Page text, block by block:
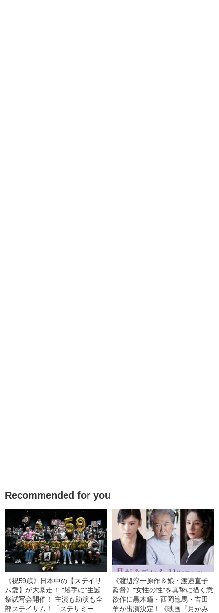
Recommended for you
《祝59歳》日本中の【ステイサ
ム愛】が大暴走！ “勝手に”生誕
祭試写会開催！ 主演も助演も全
部ステイサム！「ステサミー
《渡辺淳一原作＆娘・渡邉直子
監督》“女性の性”を真摯に描く意
欲作に黒木瞳・西岡德馬・吉田
羊が出演決定！《映画『月がみ